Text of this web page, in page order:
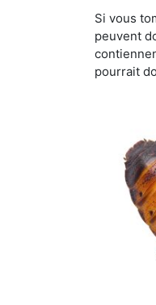
Si vous
peuvent
pourrait